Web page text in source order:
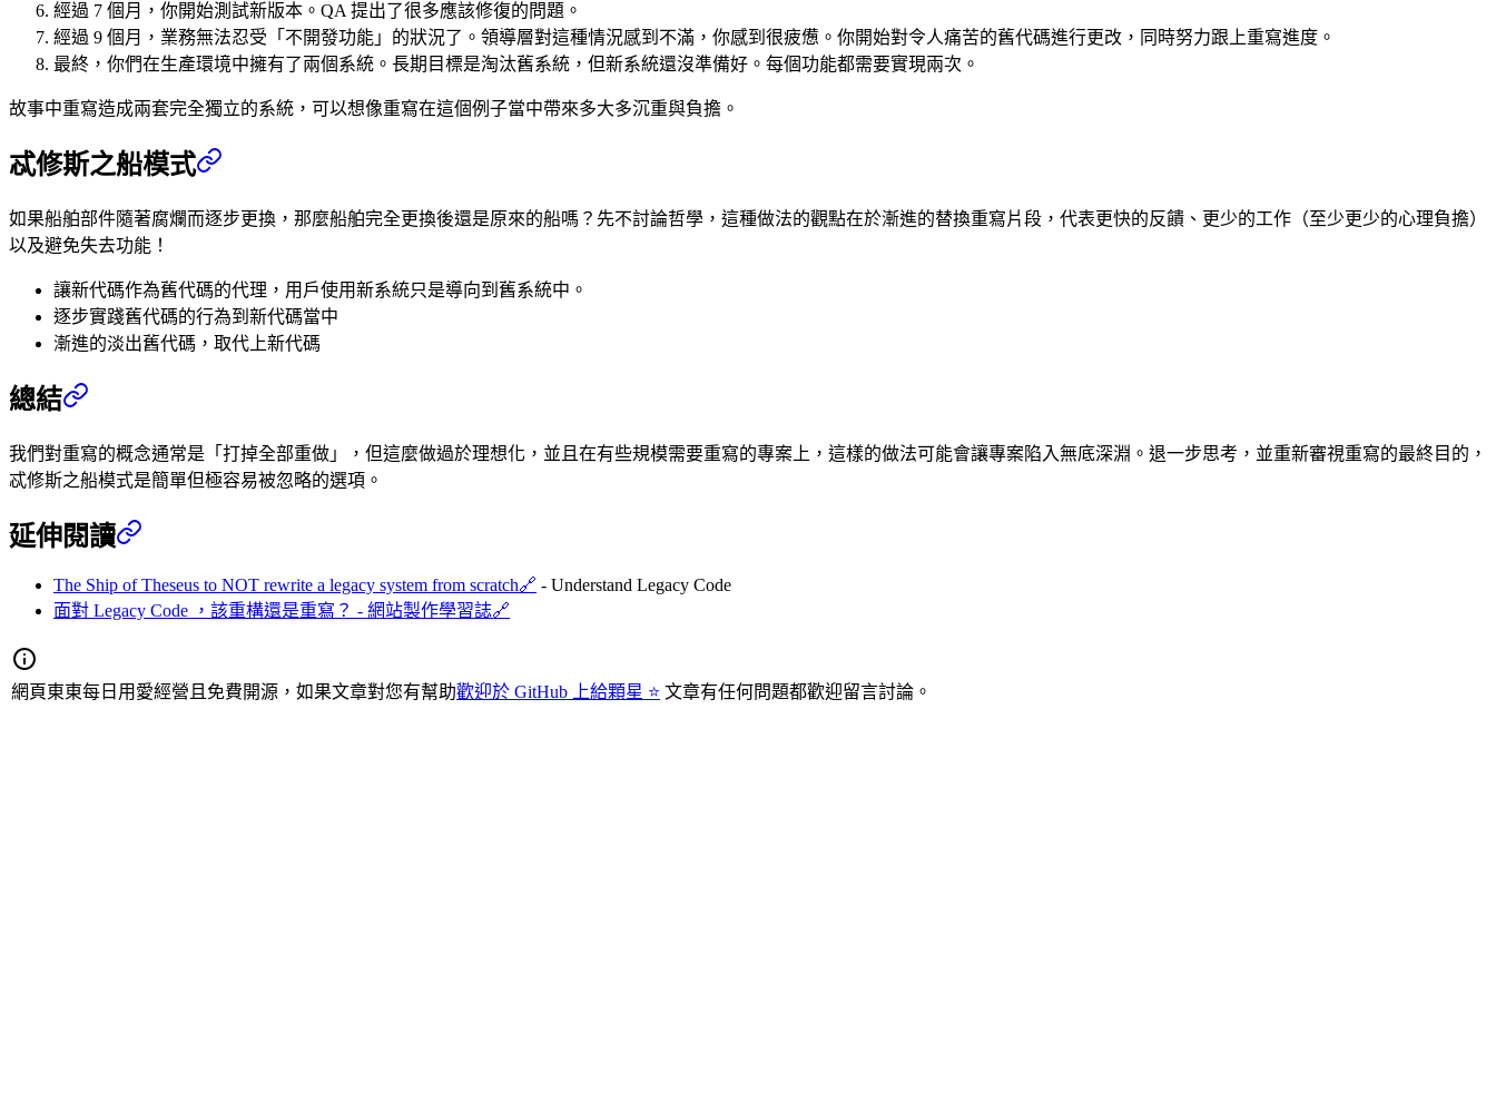
經過 7 個月，你開始測試新版本。QA 提出了很多應該修復的問題。
經過 9 個月，業務無法忍受「不開發功能」的狀況了。領導層對這種情況感到不滿，你感到很疲憊。你開始對令人痛苦的舊代碼進行更改，同時努力跟上重寫進度。
最終，你們在生產環境中擁有了兩個系統。長期目標是淘汰舊系統，但新系統還沒準備好。每個功能都需要實現兩次。
故事中重寫造成兩套完全獨立的系統，可以想像重寫在這個例子當中帶來多大多沉重與負擔。
忒修斯之船模式
如果船舶部件隨著腐爛而逐步更換，那麼船舶完全更換後還是原來的船嗎？先不討論哲學，這種做法的觀點在於漸進的替換重寫片段，代表更快的反饋、更少的工作（至少更少的心理負擔）
以及避免失去功能！
讓新代碼作為舊代碼的代理，用戶使用新系統只是導向到舊系統中。
逐步實踐舊代碼的行為到新代碼當中
漸進的淡出舊代碼，取代上新代碼
總結
我們對重寫的概念通常是「打掉全部重做」，但這麼做過於理想化，並且在有些規模需要重寫的專案上，這樣的做法可能會讓專案陷入無底深淵。退一步思考，並重新審視重寫的最終目的，
忒修斯之船模式是簡單但極容易被忽略的選項。
延伸閱讀
The Ship of Theseus to NOT rewrite a legacy system from scratch🔗 - Understand Legacy Code
面對 Legacy Code ，該重構還是重寫？ - 網站製作學習誌🔗
網頁東東每日用愛經營且免費開源，如果文章對您有幫助歡迎於 GitHub 上給顆星 ⭐ 文章有任何問題都歡迎留言討論。